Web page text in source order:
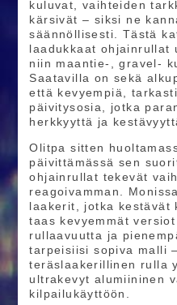
kuluvat, vaihteiden
kärsivät – siksi ne
säännöllisesti. Tästä
laadukkaat ohjainrullat
niin maantie-, gravel-
Saatavilla on sekä
että kevyempiä,
päivitysosia, jotka
herkkyyttä ja
Olitpa sitten
päivittämässä sen
ohjainrullat tekevät
reagoivamman.
laakerit, jotka kestävät
taas kevyemmät
rullaavuutta ja
tarpeisiisi sopiva malli
teräslaakerillinen rulla
ultrakevyt alumiininen
kilpailukäyttöön.